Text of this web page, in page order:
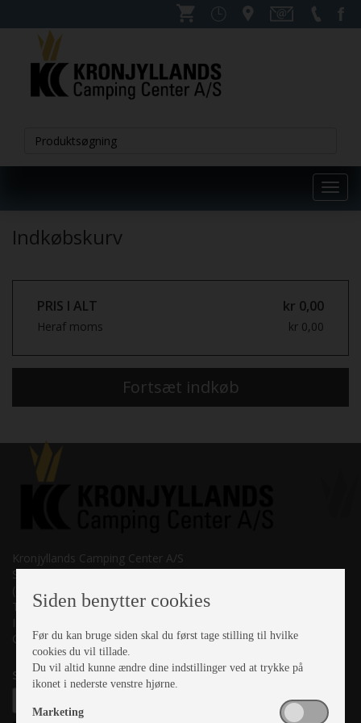
Indkøbskurv
PRIS I ALT kr 0,00
Heraf moms kr 0,00
Fortsæt indkøb
Kronjyllands Camping Center A/S
Suderholmen 10, 8960 Randers SØ
(Lige ud til Grenåvej)
Tlf. +45 87 10 98 70
Info@as-kcc.dk
CVR: 33 38 77 33
Samtykke til nyhedsbrev
Siden benytter cookies
Før du kan bruge siden skal du først tage stilling til hvilke
cookies du vil tillade.
Du vil altid kunne ændre dine indstillinger ved at trykke på
ikonet i nederste venstre hjørne.
Marketing